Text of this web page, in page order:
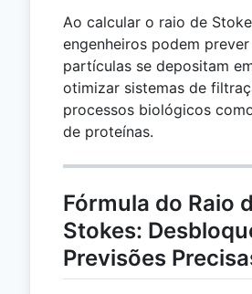
Ao calcular o raio de
engenheiros podem
partículas se depositam
otimizar sistemas de
processos biológicos
de proteínas.
Fórmula do Raio
Stokes:
Previsões